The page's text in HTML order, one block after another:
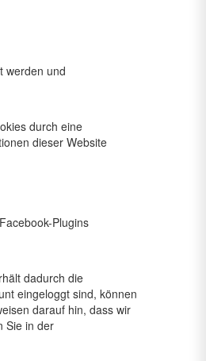
werden und
durch eine
dieser Website
Plugins
dadurch die
eingeloggt sind, können
darauf hin, dass wir
Sie in der